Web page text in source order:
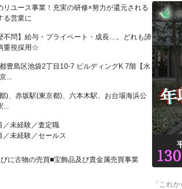
リユース事業！充実の研修×努力が還元される
る営業に
不問】給与・プライベート・成長…。どれも諦
重視採用☆
豊島区池袋2丁目10-7 ビルディングK 7階【水
...
)、赤坂駅(東京都)、六本木駅、お台場海浜公
／未経験／査定職
未経験／セールス
に古物の売買■宝飾品及び貴金属売買事業
「これ